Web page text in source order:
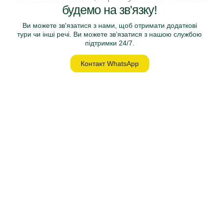
будемо на зв'язку!
Ви можете зв'язатися з нами, щоб отримати додаткові
тури чи інші речі. Ви можете зв’язатися з нашою службою
підтримки 24/7.
Контакт WhatsApp